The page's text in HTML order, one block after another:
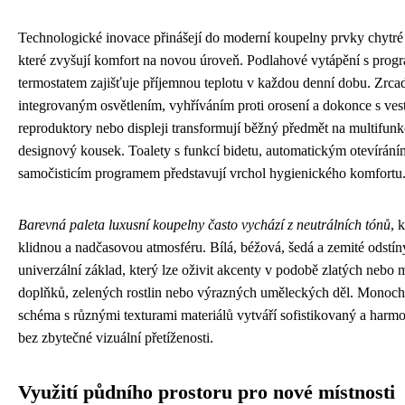
Technologické inovace přinášejí do moderní koupelny prvky
které zvyšují komfort na novou úroveň. Podlahové vytápění s
termostatem zajišťuje příjemnou teplotu v každou denní dobu.
integrovaným osvětlením, vyhříváním proti orosení a dokonce s
reproduktory nebo displeji transformují běžný předmět na
designový kousek. Toalety s funkcí bidetu, automatickým
samočisticím programem představují vrchol hygienického komfortu.
Barevná paleta luxusní koupelny často vychází z neutrálních tónů,
klidnou a nadčasovou atmosféru. Bílá, béžová, šedá a zemité
univerzální základ, který lze oživit akcenty v podobě zlatých nebo
doplňků, zelených rostlin nebo výrazných uměleckých děl.
schéma s různými texturami materiálů vytváří sofistikovaný a
bez zbytečné vizuální přetíženosti.
Využití půdního prostoru pro nové místnosti